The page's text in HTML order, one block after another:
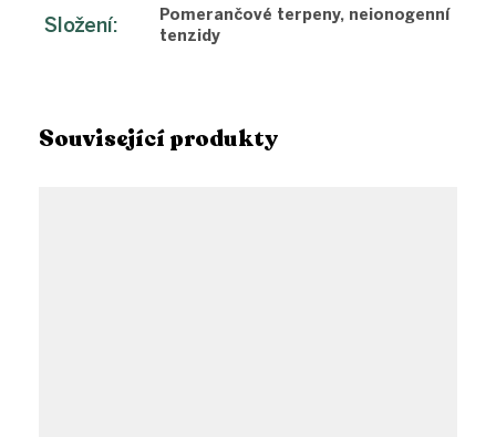
Související produkty
Složení:
Pomerančové terpeny, neionogenní
tenzidy